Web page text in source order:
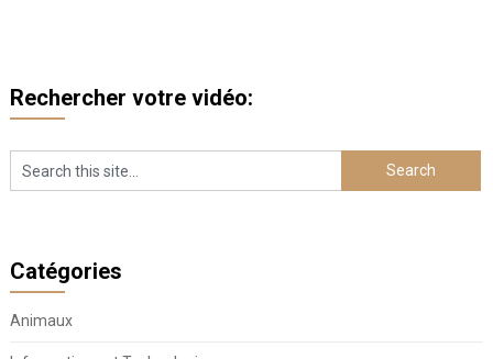
Rechercher votre vidéo:
Catégories
Animaux